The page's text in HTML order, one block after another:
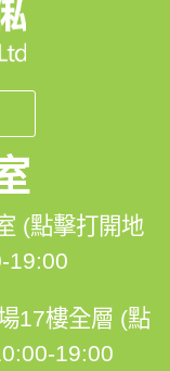
(點擊打開地
19:00
17樓全層 (點
19:00